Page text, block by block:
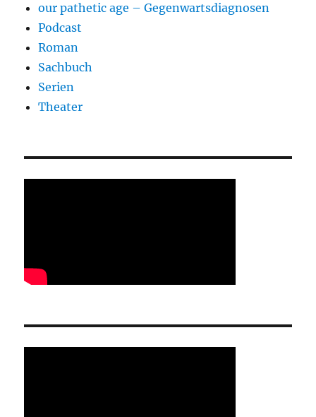
our pathetic age – Gegenwartsdiagnosen
Podcast
Roman
Sachbuch
Serien
Theater